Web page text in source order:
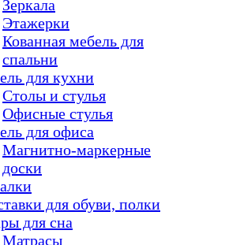
Зеркала
Этажерки
Кованная мебель для
спальни
для кухни
Столы и стулья
Офисные стулья
для офиса
Магнитно-маркерные
доски
для обуви, полки
для сна
Матрасы